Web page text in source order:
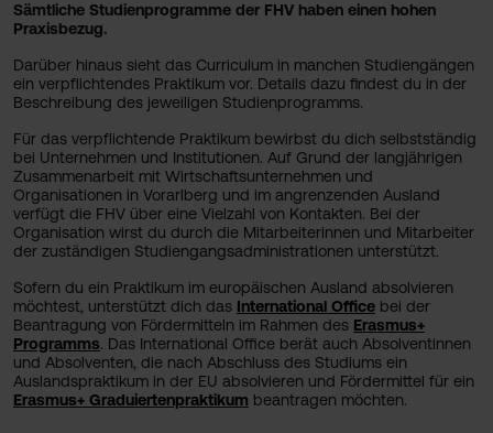
Sämtliche Studienprogramme der FHV haben einen hohen
Praxisbezug.
Darüber hinaus sieht das Curriculum in manchen Studiengängen
ein verpflichtendes Praktikum vor. Details dazu findest du in der
Beschreibung des jeweiligen Studienprogramms.
Für das verpflichtende Praktikum bewirbst du dich selbstständig
bei Unternehmen und Institutionen. Auf Grund der langjährigen
Zusammenarbeit mit Wirtschaftsunternehmen und
Organisationen in Vorarlberg und im angrenzenden Ausland
verfügt die FHV über eine Vielzahl von Kontakten. Bei der
Organisation wirst du durch die Mitarbeiterinnen und Mitarbeiter
der zuständigen Studiengangsadministrationen unterstützt.
Sofern du ein Praktikum im europäischen Ausland absolvieren
möchtest, unterstützt dich das International Office bei der
Beantragung von Fördermitteln im Rahmen des Erasmus+
Programms. Das International Office berät auch Absolventinnen
und Absolventen, die nach Abschluss des Studiums ein
Auslandspraktikum in der EU absolvieren und Fördermittel für ein
Erasmus+ Graduiertenpraktikum beantragen möchten.